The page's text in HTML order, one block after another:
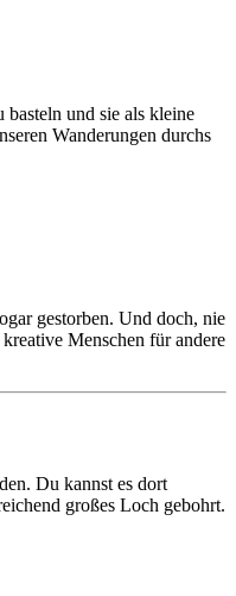
basteln und sie als kleine
Wanderungen durchs
gestorben. Und doch, nie
Menschen für andere
Du kannst es dort
großes Loch gebohrt.